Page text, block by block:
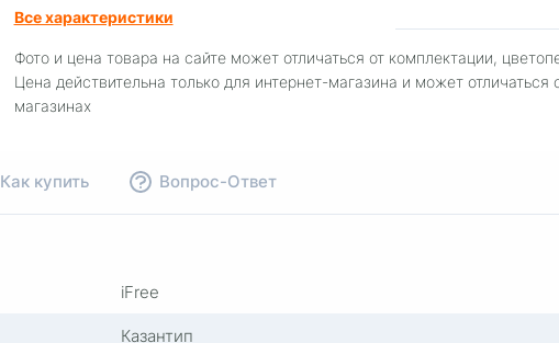
Все характеристики
Фото и цена товара на сайте может отличаться от комплектации,
Цена действительна только для интернет-магазина и может отличаться
магазинах
Как купить Вопрос-Ответ
iFree
Казантип